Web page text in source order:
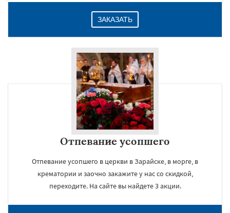
ЗАКАЗАТЬ
Отпевание усопшего
Отпевание усопшего в церкви в Зарайске, в морге, в
крематории и заочно закажите у нас со скидкой,
переходите. На сайте вы найдете 3 акции.